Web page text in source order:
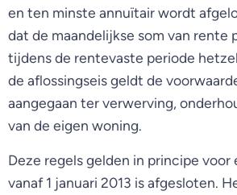
en ten minste annuïtair wordt
dat de maandelijkse som van rente
tijdens de rentevaste periode
de aflossingseis geldt de
aangegaan ter verwerving,
van de eigen woning.
Deze regels gelden in principe voor
vanaf 1 januari 2013 is afgesloten.